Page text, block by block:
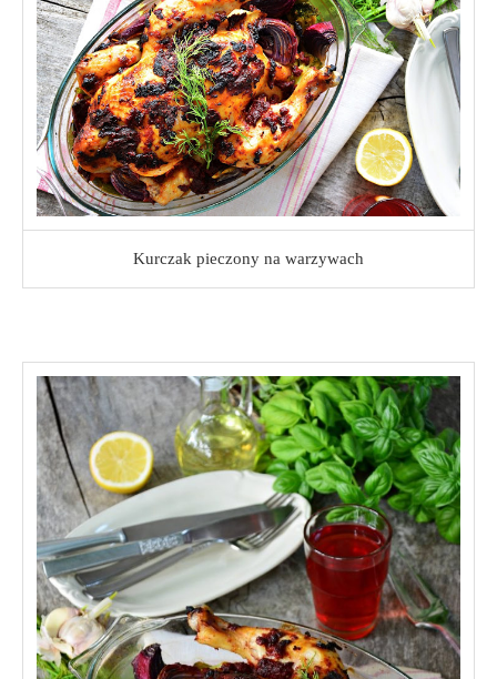
Kurczak pieczony na warzywach